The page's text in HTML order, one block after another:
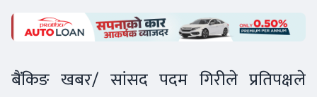
बैंकिङ खबर/ सांसद पदम गिरीले प्रतिपक्षले